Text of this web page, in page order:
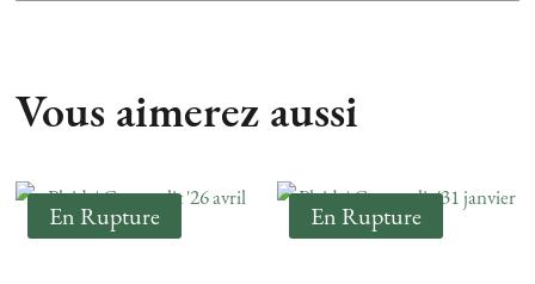
Vous aimerez aussi